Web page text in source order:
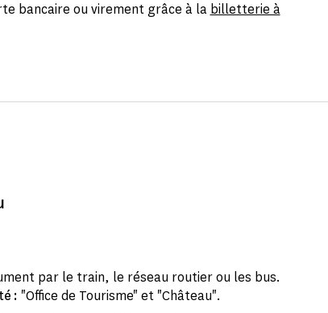
bancaire ou virement grâce à la billetterie à
par le train, le réseau routier ou les bus.
: "Office de Tourisme" et "Château".